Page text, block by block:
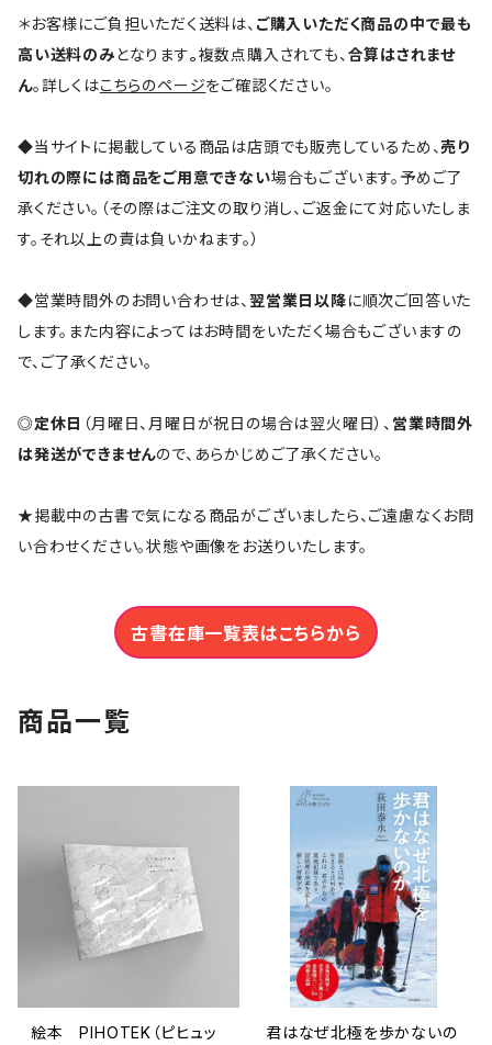
＊お客様にご負担いただく送料は、 ご購入いただく商品の中で最も
高い送料のみとなります。複数点購入されても、 合算はされませ
ん。詳しくはこちらのページをご確認ください。
◆当サイトに掲載している商品は店頭でも販売しているため、売り
切れの際には商品をご用意できない場合もございます。予めご了
承ください。（その際はご注文の取り消し、ご返金にて対応いたしま
す。それ以上の責は負いかねます。）
◆営業時間外のお問い合わせは、 翌営業日以降に順次ご回答いた
します。また内容によってはお時間をいただく場合もございますの
で、ご了承ください。
◎定休日 （月曜日、月曜日が祝日の場合は翌火曜日）、 営業時間外
は発送ができませんので、あらかじめご了承ください。
★掲載中の古書で気になる商品がございましたら、ご遠慮なくお問
い合わせください。状態や画像をお送りいたします。
古書在庫一覧表はこちらから
商品一覧
絵本 PIHOTEK（ピヒュッ
君はなぜ北極を歩かないの